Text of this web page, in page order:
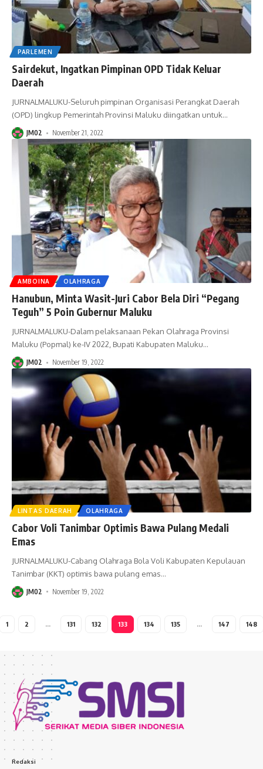
PARLEMEN
Sairdekut, Ingatkan Pimpinan OPD Tidak Keluar
Daerah
JURNALMALUKU-Seluruh pimpinan Organisasi Perangkat Daerah
(OPD) lingkup Pemerintah Provinsi Maluku diingatkan untuk…
JM02 November 21, 2022
AMBOINA OLAHRAGA
Hanubun, Minta Wasit-Juri Cabor Bela Diri “Pegang
Teguh” 5 Poin Gubernur Maluku
JURNALMALUKU-Dalam pelaksanaan Pekan Olahraga Provinsi
Maluku (Popmal) ke-IV 2022, Bupati Kabupaten Maluku…
JM02 November 19, 2022
LINTAS DAERAH OLAHRAGA
Cabor Voli Tanimbar Optimis Bawa Pulang Medali
Emas
JURNALMALUKU-Cabang Olahraga Bola Voli Kabupaten Kepulauan
Tanimbar (KKT) optimis bawa pulang emas…
JM02 November 19, 2022
1 2 … 131 132 133 134 135 … 147 148
Redaksi